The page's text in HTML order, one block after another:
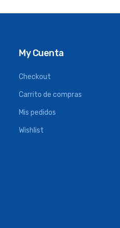
My Cuenta
Checkout
Carrito de compras
Mis pedidos
Wishlist